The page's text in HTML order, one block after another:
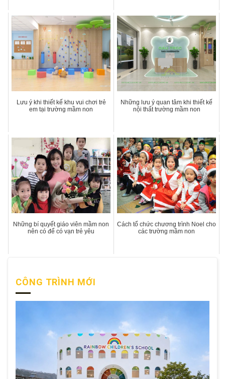
Lưu ý khi thiết kế khu vui chơi trẻ
em tại trường mầm non
Những lưu ý quan tâm khi thiết kế
nội thất trường mầm non
Những bí quyết giáo viên mầm non
nên có để có vạn trẻ yêu
Cách tổ chức chương trình Noel cho
các trường mầm non
CÔNG TRÌNH MỚI